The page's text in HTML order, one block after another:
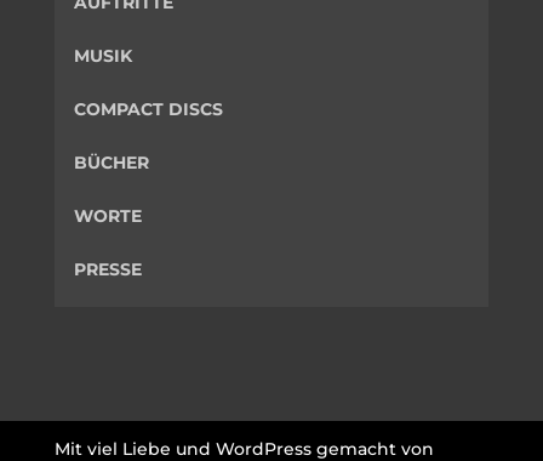
MUSIK
COMPACT DISCS
BÜCHER
WORTE
PRESSE
Mit viel Liebe und WordPress gemacht von